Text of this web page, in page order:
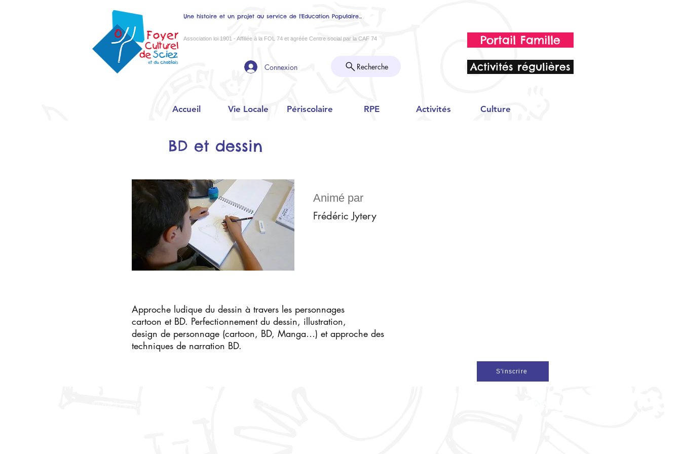
Une histoire et un projet au service de l'Education Populaire...
Association loi 1901 - Affiliée à la FOL 74 et agréée Centre social par la CAF 74
Connexion Recherche
Portail Famille
Activités régulières
Accueil Vie Locale Périscolaire RPE Activités Culture
BD et dessin
Animé par
Frédéric Jytery
Approche ludique du dessin à travers les personnages
cartoon et BD. Perfectionnement du dessin, illustration,
design de personnage (cartoon, BD, Manga…) et approche des
techniques de narration BD.
S'inscrire